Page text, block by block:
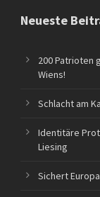
Neueste
200 Patrioten
Wiens!
Schlacht am
Identitäre
Liesing
Sichert